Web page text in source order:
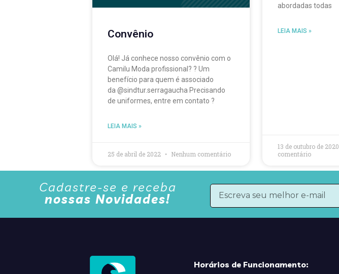
Convênio
Olá! Já conhece nosso convênio com o
Camilu Moda profissional? ? Um
benefício para quem é associado
da @sindtur.serragaucha Precisando
de uniformes, entre em contato ?
LEIA MAIS »
25 de abril de 2022 Nenhum comentário
abordadas todas
LEIA MAIS »
13 de outubro de 2020
comentário
Cadastre-se e receba
nossas Novidades!
Horários de Funcionamento: